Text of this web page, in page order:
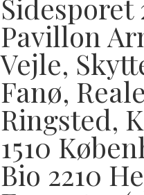
Sidesporet
Pavillon
Vejle,
Fanø,
Ringsted,
1510
Bio 2210